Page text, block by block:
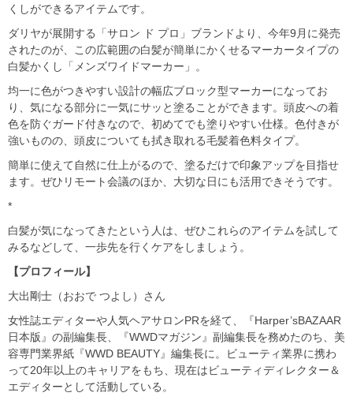
くしができるアイテムです。
ダリヤが展開する「サロン ド プロ」ブランドより、今年9月に発売
されたのが、この広範囲の白髪が簡単にかくせるマーカータイプの
白髪かくし「メンズワイドマーカー」。
均一に色がつきやすい設計の幅広ブロック型マーカーになってお
り、気になる部分に一気にサッと塗ることができます。頭皮への着
色を防ぐガード付きなので、初めてでも塗りやすい仕様。色付きが
強いものの、頭皮についても拭き取れる毛髪着色料タイプ。
簡単に使えて自然に仕上がるので、塗るだけで印象アップを目指せ
ます。ぜひリモート会議のほか、大切な日にも活用できそうです。
*
白髪が気になってきたという人は、ぜひこれらのアイテムを試して
みるなどして、一歩先を行くケアをしましょう。
【プロフィール】
大出剛士（おおで つよし）さん
女性誌エディターや人気ヘアサロンPRを経て、『Harper’sBAZAAR
日本版』の副編集長、『WWDマガジン』副編集長を務めたのち、美
容専門業界紙『WWD BEAUTY』編集長に。ビューティ業界に携わ
って20年以上のキャリアをもち、現在はビューティディレクター＆
エディターとして活動している。